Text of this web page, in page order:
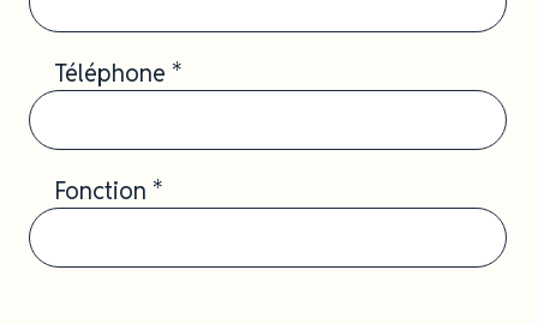
Téléphone *
Fonction *